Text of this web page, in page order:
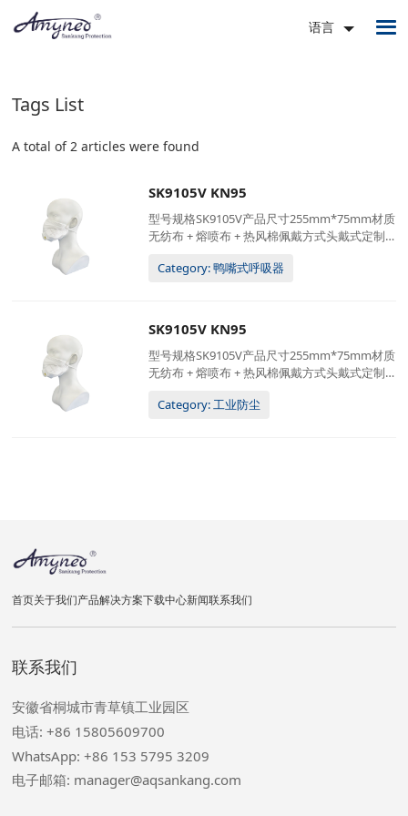
语言
Tags List
A total of 2 articles were found
SK9105V KN95
型号规格SK9105V产品尺寸255mm*75mm材质
无纺布 + 熔喷布 + 热风棉佩戴方式头戴式定制
52*42*30厘米, 5公斤/箱
Category: 鸭嘴式呼吸器
SK9105V KN95
型号规格SK9105V产品尺寸255mm*75mm材质
无纺布 + 熔喷布 + 热风棉佩戴方式头戴式定制
52*42*30厘米, 5公斤/箱
Category: 工业防尘
首页关于我们产品解决方案下载中心新闻联系我们
联系我们
安徽省桐城市青草镇工业园区
电话: +86 15805609700
WhatsApp: +86 153 5795 3209
电子邮箱: manager@aqsankang.com